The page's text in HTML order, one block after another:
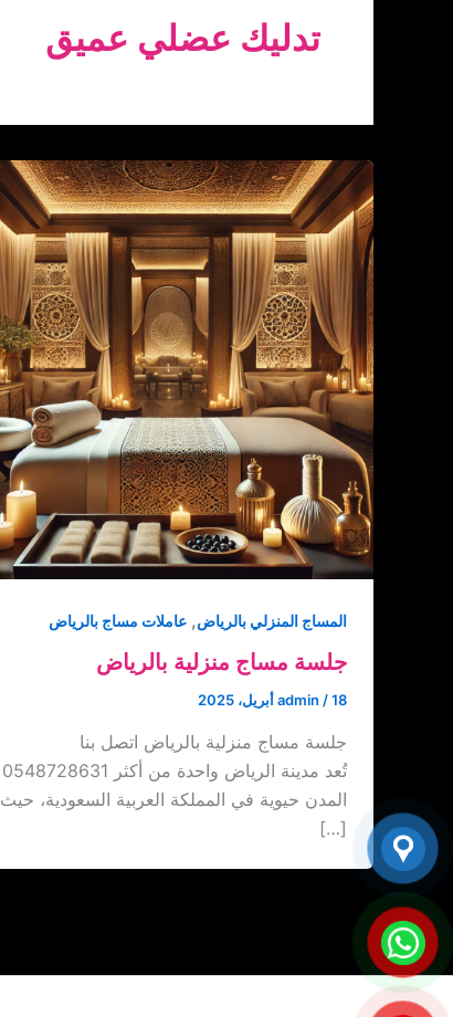
تدليك عضلي عميق
المساج المنزلي بالرياض, عاملات مساج بالرياض
جلسة مساج منزلية بالرياض
admin /18 أبريل، 2025
جلسة مساج منزلية بالرياض اتصل بنا
‏‪0548728631 تُعد مدينة الرياض واحدة من أكثر
المدن حيوية في المملكة العربية السعودية، حيث
[…]